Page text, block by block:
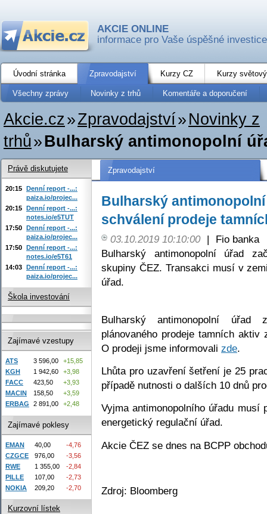
AKCIE ONLINE
informace pro Vaše úspěšné investice
Úvodní stránka Zpravodajství Kurzy CZ Kurzy
Všechny zprávy Novinky z trhů Komentáře a doporučení
Akcie.cz»Zpravodajství» Novinky z
trhů»Bulharský antimonopolní
Zpravodajství
Bulharský
schválení prodeje
03.10.2019 10:10:00 |
Fio banka
Bulharský antimonopolní úřad
skupiny ČEZ. Transakci musí v
úřad.
Bulharský antimonopolní úřad
plánovaného prodeje tamních
O prodeji jsme informovali zde.
Lhůta pro uzavření šetření je 25
případě nutnosti o dalších 10 dnů
Vyjma antimonopolního úřadu
energetický regulační úřad.
Akcie ČEZ se dnes na BCPP
Zdroj: Bloomberg
Právě diskutujete
20:15 Denní report -...:
paiza.io/projec...
20:15 Denní report -...:
notes.io/e5TUT
17:50 Denní report -...:
paiza.io/projec...
17:50 Denní report -...:
notes.io/e5T61
14:03 Denní report -...:
paiza.io/projec...
Škola investování
Zajímavé vzestupy
ATS 3 596,00
+15,85
KGH
1 942,60
+3,98
FACC
423,50
+3,93
MACIN
158,50
+3,59
ERBAG
2 891,00 +2,48
Zajímavé poklesy
EMAN 40,00
-4,76
CZGCE
976,00
-3,56
RWE
1 355,00
-2,84
PILLE
107,00
-2,73
NOKIA
209,20 -2,70
Kurzovní lístek